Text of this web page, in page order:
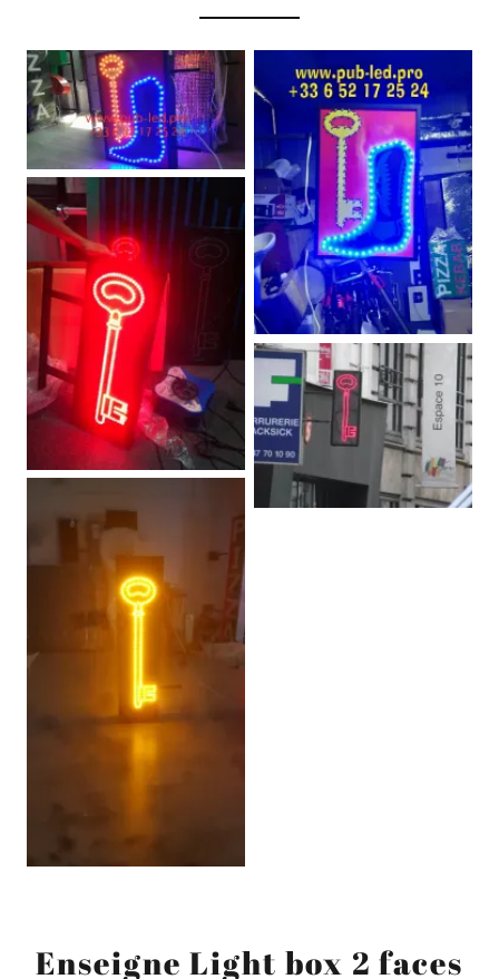
Enseigne Light box 2 faces